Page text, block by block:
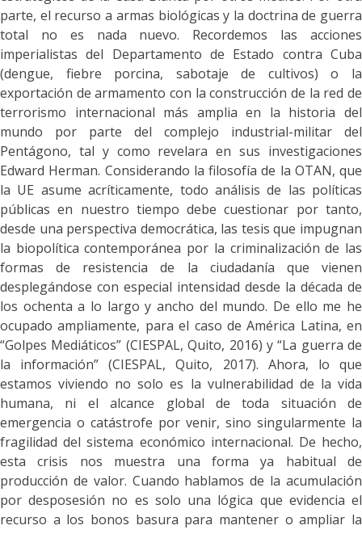
parte, el recurso a armas biológicas y la doctrina de guerra
total no es nada nuevo. Recordemos las acciones
imperialistas del Departamento de Estado contra Cuba
(dengue, fiebre porcina, sabotaje de cultivos) o la
exportación de armamento con la construcción de la red de
terrorismo internacional más amplia en la historia del
mundo por parte del complejo industrial-militar del
Pentágono, tal y como revelara en sus investigaciones
Edward Herman. Considerando la filosofía de la OTAN, que
la UE asume acríticamente, todo análisis de las políticas
públicas en nuestro tiempo debe cuestionar por tanto,
desde una perspectiva democrática, las tesis que impugnan
la biopolítica contemporánea por la criminalización de las
formas de resistencia de la ciudadanía que vienen
desplegándose con especial intensidad desde la década de
los ochenta a lo largo y ancho del mundo. De ello me he
ocupado ampliamente, para el caso de América Latina, en
“Golpes Mediáticos” (CIESPAL, Quito, 2016) y “La guerra de
la información” (CIESPAL, Quito, 2017). Ahora, lo que
estamos viviendo no solo es la vulnerabilidad de la vida
humana, ni el alcance global de toda situación de
emergencia o catástrofe por venir, sino singularmente la
fragilidad del sistema económico internacional. De hecho,
esta crisis nos muestra una forma ya habitual de
producción de valor. Cuando hablamos de la acumulación
por desposesión no es solo una lógica que evidencia el
recurso a los bonos basura para mantener o ampliar la